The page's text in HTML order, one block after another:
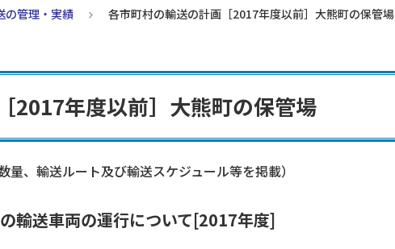
の管理・実績 各市町村の輸送の計画［2017年度以前］大熊町の保管場
2017年度以前］大熊町の保管場
量、輸送ルート及び輸送スケジュール等を掲載）
輸送車両の運行について[2017年度]